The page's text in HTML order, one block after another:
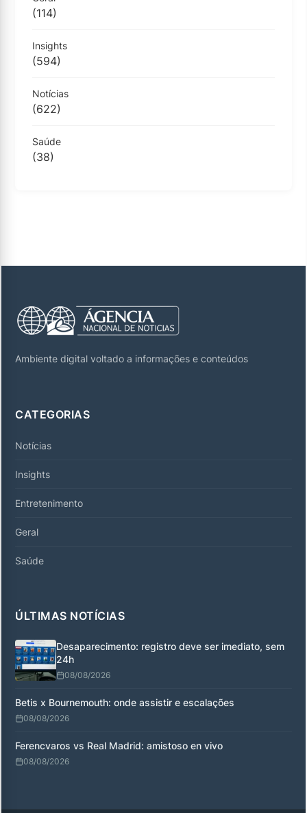
(114)
Insights
(594)
Notícias
(622)
Saúde
(38)
Ambiente digital voltado a informações e conteúdos
CATEGORIAS
Notícias
Insights
Entretenimento
Geral
Saúde
ÚLTIMAS NOTÍCIAS
Desaparecimento: registro deve ser imediato, sem
24h
08/08/2026
Betis x Bournemouth: onde assistir e escalações
08/08/2026
Ferencvaros vs Real Madrid: amistoso en vivo
08/08/2026